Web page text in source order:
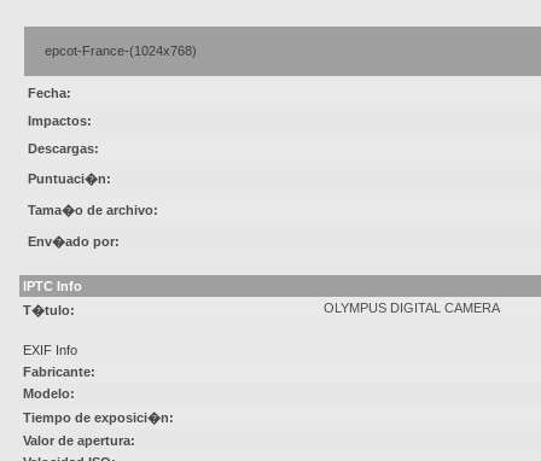
epcot-France-(1024x768)
Fecha:
Impactos:
Descargas:
Puntuaci�n:
Tama�o de archivo:
Env�ado por:
IPTC Info
T�tulo:
OLYMPUS DIGITAL CAMERA
EXIF Info
Fabricante:
Modelo:
Tiempo de exposici�n:
Valor de apertura: